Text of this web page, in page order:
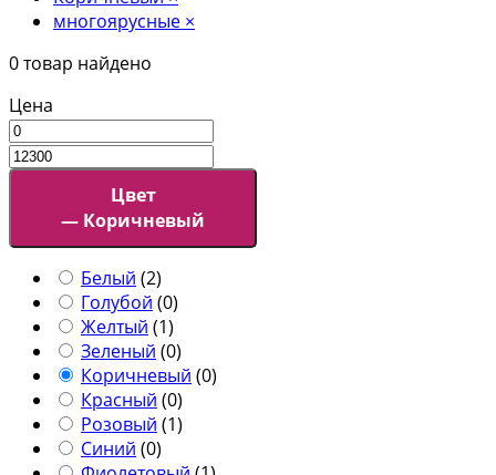
многоярусные ×
0товар найдено
Цена
Цвет
— Коричневый
Белый (2)
Голубой (0)
Желтый (1)
Зеленый (0)
Коричневый (0)
Красный (0)
Розовый (1)
Синий (0)